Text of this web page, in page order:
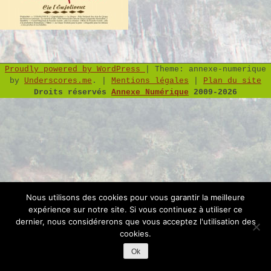
Proudly powered by WordPress
Theme: annexe-numerique
by Underscores.me . Mentions légales
Plan du site
Droits réservés Annexe Numérique 2009-2026
Nous utilisons des cookies pour vous garantir la meilleure
expérience sur notre site. Si vous continuez à utiliser ce
dernier, nous considérerons que vous acceptez l'utilisation des
cookies.
Ok